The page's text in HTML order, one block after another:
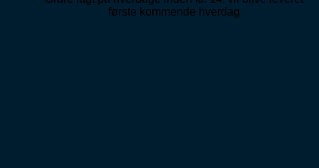
første kommende hverdag